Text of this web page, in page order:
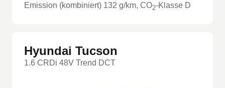
Emission (kombiniert) 132 g/km, CO2-Klasse D
Hyundai Tucson
1.6 CRDi 48V Trend DCT